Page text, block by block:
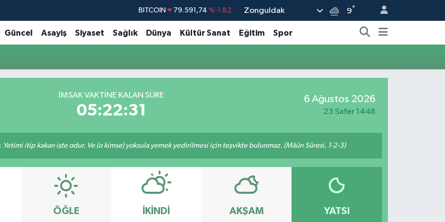
BITCOIN 79.591,74 %-1.82
DOLAR 45,43620 %0.02
EURO 53,38690 %0.19
BİST100
Zonguldak 9°
Güncel Asayiş Siyaset Sağlık Dünya Kültür Sanat Eğitim Spor
İMSAK VAKTİNE KALAN SÜRE
05:22:31
6 Ağustos 2026
23 Safer 1448
itip kakan işte odur. Ve (o kimse) yoksula yemek yedirilmesi için teşvikte bulunmaz. (Mâûn Sûresi, 1-2-3)
ÖĞLE İKINDI AKŞAM YATSI